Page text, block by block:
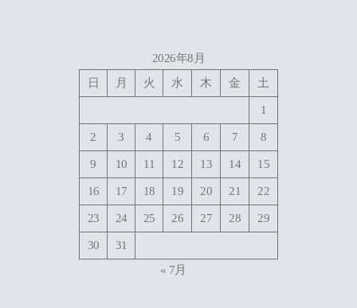
2026年8月
日
月 火 水 木 金 土
1
2 3 4 5 6 7 8
9 10 11 12 13 14 15
16 17 18 19 20 21 22
23 24 25 26 27 28 29
30
31
« 7月